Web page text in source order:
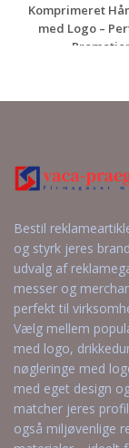
Komprimeret
med Logo –
tilbud
Bestil
og styrk jeres
udvalg af
messer og
perfekt til
Vælg mellem
med logo,
nøgleringe med
med eget design
matcher jeres
også miljøvenlige